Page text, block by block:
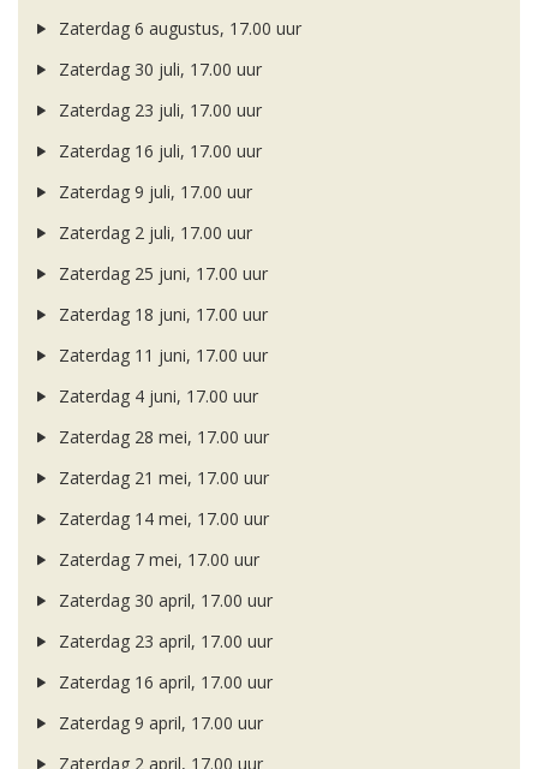
Zaterdag 6 augustus, 17.00 uur
Zaterdag 30 juli, 17.00 uur
Zaterdag 23 juli, 17.00 uur
Zaterdag 16 juli, 17.00 uur
Zaterdag 9 juli, 17.00 uur
Zaterdag 2 juli, 17.00 uur
Zaterdag 25 juni, 17.00 uur
Zaterdag 18 juni, 17.00 uur
Zaterdag 11 juni, 17.00 uur
Zaterdag 4 juni, 17.00 uur
Zaterdag 28 mei, 17.00 uur
Zaterdag 21 mei, 17.00 uur
Zaterdag 14 mei, 17.00 uur
Zaterdag 7 mei, 17.00 uur
Zaterdag 30 april, 17.00 uur
Zaterdag 23 april, 17.00 uur
Zaterdag 16 april, 17.00 uur
Zaterdag 9 april, 17.00 uur
Zaterdag 2 april, 17.00 uur